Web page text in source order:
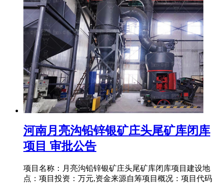
河南月亮沟铅锌银矿庄头尾矿库闭库
项目 审批公告
项目名称：月亮沟铅锌银矿庄头尾矿库闭库项目建设地
点：项目投资：万元,资金来源自筹项目概况：项目代码